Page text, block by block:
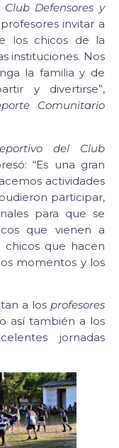
Club Defensores y
invitar a
los chicos de la
instituciones. Nos
la familia y de
y divertirse”,
Comunitario
del Club
“Es una gran
actividades
participar,
para que se
que vienen a
que hacen
momentos y los
a los profesores
así también a los
jornadas